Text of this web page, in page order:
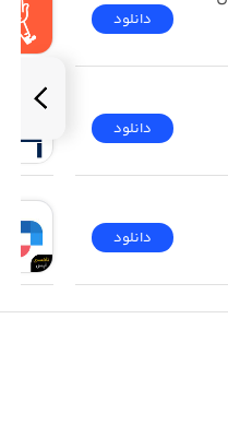
دانلود
دانلود
دانلود